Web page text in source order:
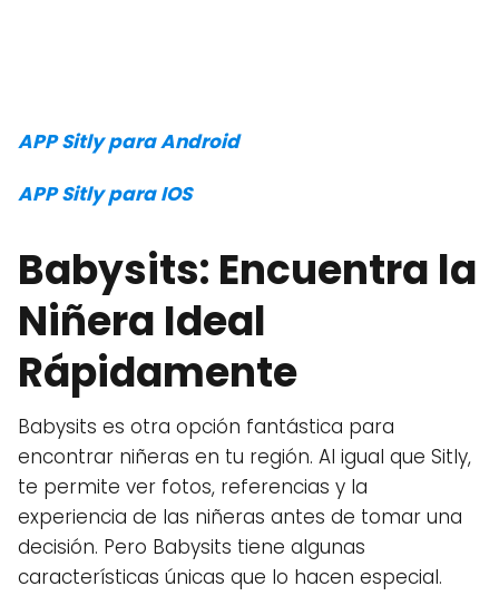
APP Sitly para Android
APP Sitly para IOS
Babysits: Encuentra la
Niñera Ideal
Rápidamente
Babysits es otra opción fantástica para
encontrar niñeras en tu región. Al igual que Sitly,
te permite ver fotos, referencias y la
experiencia de las niñeras antes de tomar una
decisión. Pero Babysits tiene algunas
características únicas que lo hacen especial.